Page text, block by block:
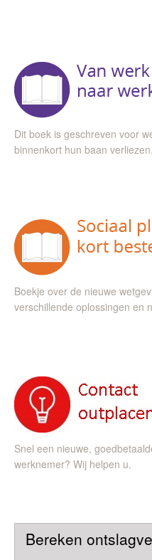
Dit boek is geschreven voor
binnenkort hun baan verliezen.
Boekje over de nieuwe
verschillende oplossingen en
Snel een nieuwe,
werknemer? Wij helpen u.
Bereken